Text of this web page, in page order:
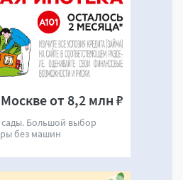
от 8,2 млн ₽
Большой выбор
без машин